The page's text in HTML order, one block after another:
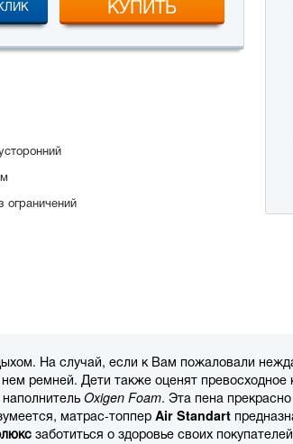
КУПИТЬ
ограничений
На случай, если к Вам пожаловали
ремней. Дети также оценят превосходное
Oxigen Foam. Эта пена
матрас-топпер Air Standart
заботиться о здоровье своих